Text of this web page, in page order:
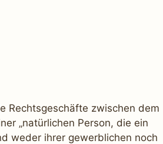
Rechtsgeschäfte zwischen dem
„natürlichen Person, die ein
weder ihrer gewerblichen noch